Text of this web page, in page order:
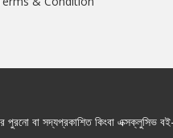
পুরনো বা সদ্যপ্রকাশিত কিংবা